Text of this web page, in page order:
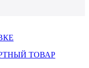
ТОВАР